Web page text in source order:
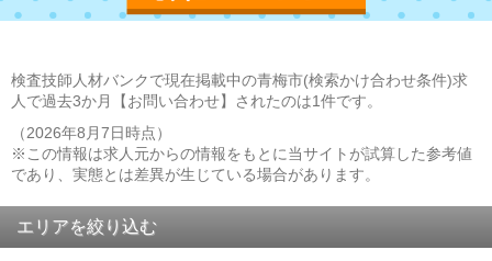
検査技師人材バンクで現在掲載中の青梅市(検索かけ合わせ条件)求
人で過去3か月【お問い合わせ】されたのは1件です。
（2026年8月7日時点）
※この情報は求人元からの情報をもとに当サイトが試算した参考値
であり、実態とは差異が生じている場合があります。
エリアを絞り込む